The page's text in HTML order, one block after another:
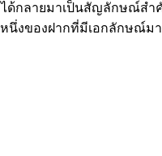
ะได้กลายมาเป็นสัญลักษ
นึ่งของฝากที่มีเอกลักษณ์มา